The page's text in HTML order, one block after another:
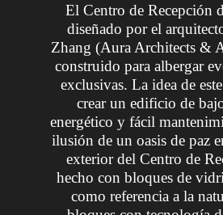
El Centro de Recepción
diseñado por el
Zhang (Aura Architects &
construido para albergar
exclusivas. La idea de
crear un edificio de
energético y fácil
ilusión de un oasis de paz
exterior del Centro de
hecho con bloques de
como referencia a la